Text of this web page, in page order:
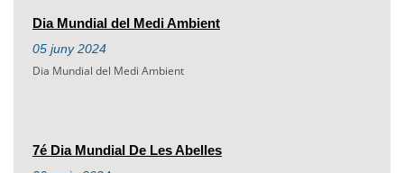
Dia Mundial del Medi Ambient
05 juny 2024
Dia Mundial del Medi Ambient
7é Dia Mundial De Les Abelles